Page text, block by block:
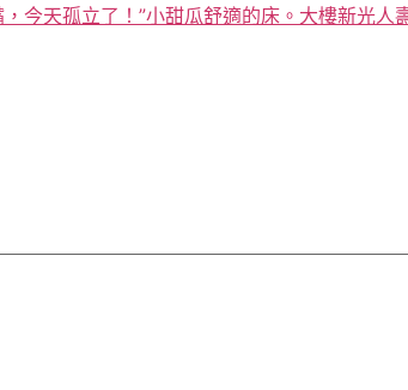
今天孤立了！”小甜瓜舒適的床。大樓新光人